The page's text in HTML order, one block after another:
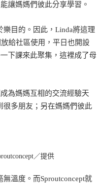
讓媽媽們彼此分享學習。
目的。因此，Linda將這理
給社區使用，平日也開設
下課來此聚集，這裡成了母
為媽媽互相的交流經驗天
很多朋友；另在媽媽們彼此
／提供
溫度。而Sproutconcept就